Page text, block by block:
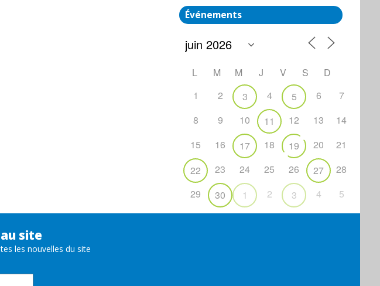
Événements
L M M J V S
D
1
2 3 4 5 6
7
8
9 10 11 12 13
14
15
16 17 18 19 20
21
22
23 24 25 26 27
28
29
30 1 2 3 4 5
site
les nouvelles du site